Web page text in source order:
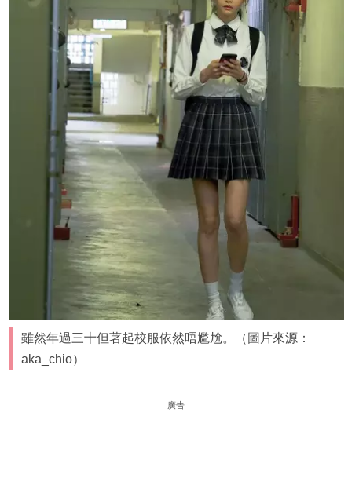
雖然年過三十但著起校服依然唔尷尬。（圖片來源：
aka_chio）
廣告